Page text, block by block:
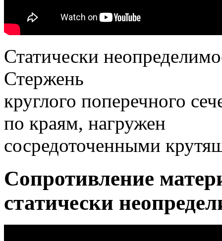
Статически
Стержень
круглого поперечного
по краям, нагружен
сосредоточенными
Сопротивление
статически